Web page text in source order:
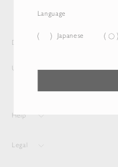
Language
Japanese
Delivery destination and Language
United States English
Help
Legal